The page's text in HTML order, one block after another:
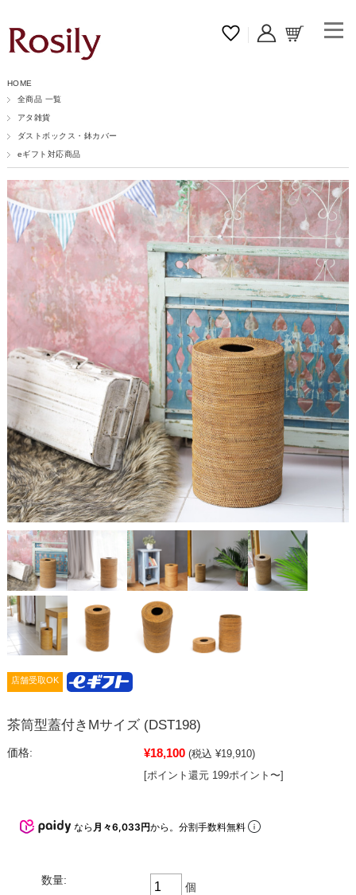
HOME
全商品 一覧
アタ雑貨
ダストボックス・鉢カバー
eギフト対応商品
店舗受取OK
茶筒型蓋付きMサイズ (DST198)
価格: ¥18,100 (税込 ¥19,910)
[ポイント還元 199ポイント〜]
なら 月々6,033円から。分割手数料無料
数量:
個